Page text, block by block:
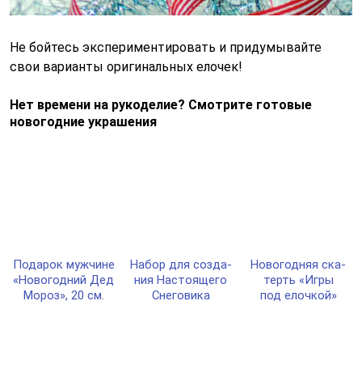
Не бойтесь экспериментировать и придумывайте
свои варианты оригинальных елочек!
Нет времени на рукоделие? Смотрите готовые
новогодние украшения
Пода­рок муж­чи­не
«Ново­год­ний Дед
Мороз», 20 см.
Набор для соз­да­
ния Нас­то­яще­го
Сне­го­ви­ка
Ново­год­няя ска­
терть «Игры
под елоч­кой»